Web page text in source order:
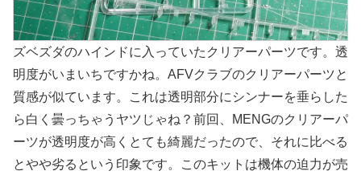
ズベズダのハインドに入っていたクリアーパーツです。透
明度がいまいちですかね。AFVクラブのクリアーパーツと
質感が似ています。これは透明部分にシンナーを垂らした
ら白く曇っちゃうヤツじゃね？前回、MENGのクリアーパ
ーツが透明度が高くとても綺麗だったので、それに比べる
とやや劣るという印象です。このキットは機体の迫力が売